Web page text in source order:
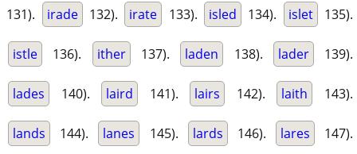
131). irade 132). irate 133). isled 134). islet 135).
istle 136). ither 137). laden 138). lader 139).
lades 140). laird 141). lairs 142). laith 143).
lands 144). lanes 145). lards 146). lares 147).